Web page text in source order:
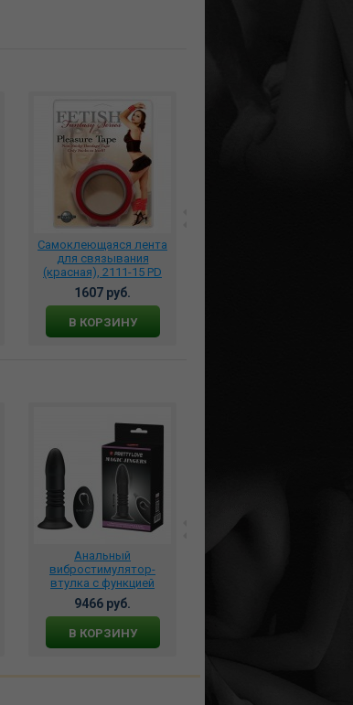
Самоклеющаяся лента
для связывания
(красная), 2111-15 PD
1607 руб.
В КОРЗИНУ
Анальный
вибростимулятор-
втулка с функцией
естественных фрикций
Magic Jingers на пульте
9466 руб.
В КОРЗИНУ